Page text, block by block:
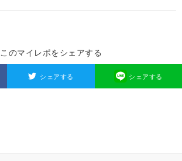
このマイレポをシェアする
シェアする シェアする